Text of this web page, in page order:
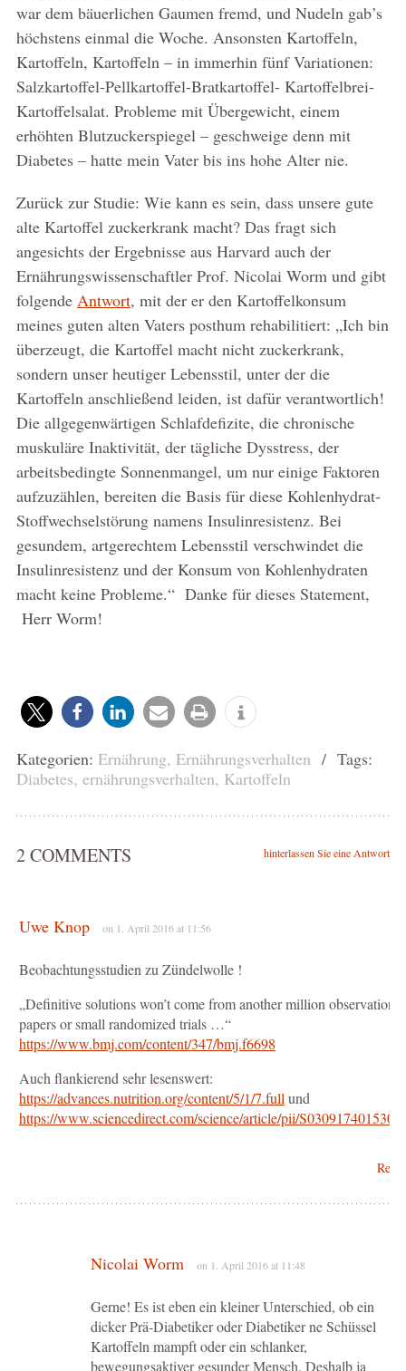
war dem bäuerlichen Gaumen fremd, und Nudeln gab’s
höchstens einmal die Woche. Ansonsten Kartoffeln,
Kartoffeln, Kartoffeln – in immerhin fünf Variationen:
Salzkartoffel-Pellkartoffel-Bratkartoffel- Kartoffelbrei-
Kartoffelsalat. Probleme mit Übergewicht, einem
erhöhten Blutzuckerspiegel – geschweige denn mit
Diabetes – hatte mein Vater bis ins hohe Alter nie.
Zurück zur Studie: Wie kann es sein, dass unsere gute
alte Kartoffel zuckerkrank macht? Das fragt sich
angesichts der Ergebnisse aus Harvard auch der
Ernährungswissenschaftler Prof. Nicolai Worm und gibt
folgende Antwort, mit der er den Kartoffelkonsum
meines guten alten Vaters posthum rehabilitiert: „Ich bin
überzeugt, die Kartoffel macht nicht zuckerkrank,
sondern unser heutiger Lebensstil, unter der die
Kartoffeln anschließend leiden, ist dafür verantwortlich!
Die allgegenwärtigen Schlafdefizite, die chronische
muskuläre Inaktivität, der tägliche Dysstress, der
arbeitsbedingte Sonnenmangel, um nur einige Faktoren
aufzuzählen, bereiten die Basis für diese Kohlenhydrat-
Stoffwechselstörung namens Insulinresistenz. Bei
gesundem, artgerechtem Lebensstil verschwindet die
Insulinresistenz und der Konsum von Kohlenhydraten
macht keine Probleme.“ Danke für dieses Statement,
Herr Worm!
Kategorien: Ernährung, Ernährungsverhalten / Tags:
Diabetes, ernährungsverhalten, Kartoffeln
hinterlassen Sie eine Antwort
2 COMMENTS
Uwe Knop on 1. April 2016 at 11:56
Beobachtungsstudien zu Zündelwolle !
„Definitive solutions won’t come from another million observational
papers or small randomized trials …“
https://www.bmj.com/content/347/bmj.f6698
Auch flankierend sehr lesenswert:
https://advances.nutrition.org/content/5/1/7.full und
https://www.sciencedirect.com/science/article/pii/
Nicolai Worm on 1. April 2016 at 11:48
Gerne! Es ist eben ein kleiner Unterschied, ob ein
dicker Prä-Diabetiker oder Diabetiker ne Schüssel
Kartoffeln mampft oder ein schlanker,
bewegungsaktiver gesunder Mensch. Deshalb ja